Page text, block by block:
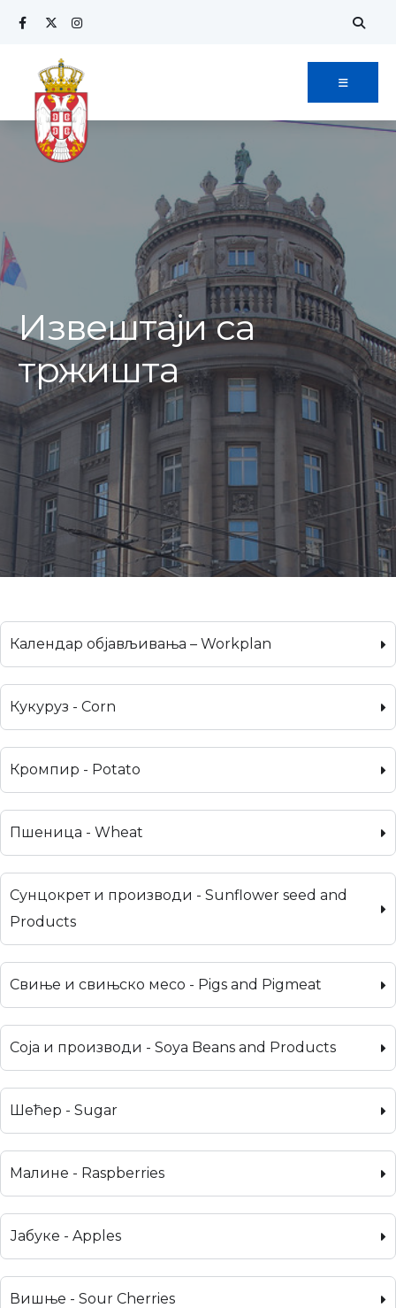
Извештаји са
тржишта
Календар објављивања – Workplan
Кукуруз - Corn
Кромпир - Potato
Пшеница - Wheat
Сунцокрет и производи - Sunflower seed and
Products
Свиње и свињско месо - Pigs and Pigmeat
Соја и производи - Soya Beans and Products
Шећер - Sugar
Малине - Raspberries
Јабуке - Apples
Вишње - Sour Cherries